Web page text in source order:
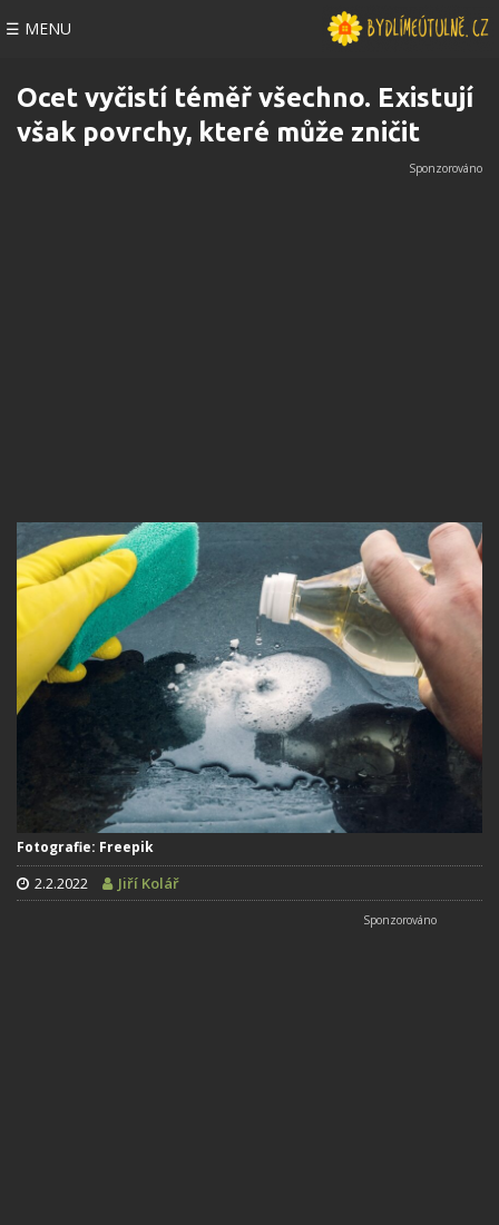
☰ MENU
Ocet vyčistí téměř všechno. Existují
však povrchy, které může zničit
Fotografie: Freepik
2.2.2022 Jiří Kolář